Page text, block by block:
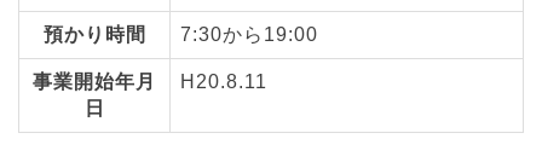
預かり時間 7:30から19:00
事業開始年月
日
H20.8.11